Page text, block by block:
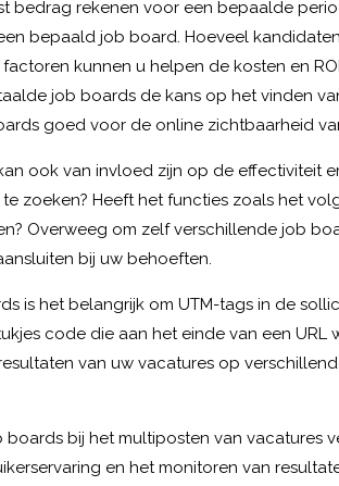
bedrag rekenen voor een bepaalde
bepaald job board. Hoeveel
kunnen u helpen de kosten en
job boards de kans op het vinden
goed voor de online zichtbaarheid
ook van invloed zijn op de effectiviteit
zoeken? Heeft het functies zoals het
Overweeg om zelf verschillende job
bij uw behoeften.
is het belangrijk om UTM-tags in de
code die aan het einde van een
van uw vacatures op
bij het multiposten van vacatures
en het monitoren van